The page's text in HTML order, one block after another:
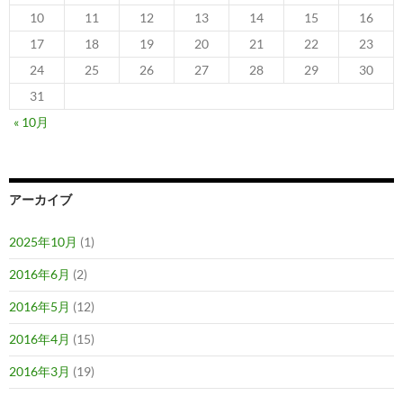
10
11 12 13 14 15
16
17
18 19 20 21 22
23
24
25 26 27 28 29
30
31
« 10月
アーカイブ
2025年10月 (1)
2016年6月 (2)
2016年5月 (12)
2016年4月 (15)
2016年3月 (19)